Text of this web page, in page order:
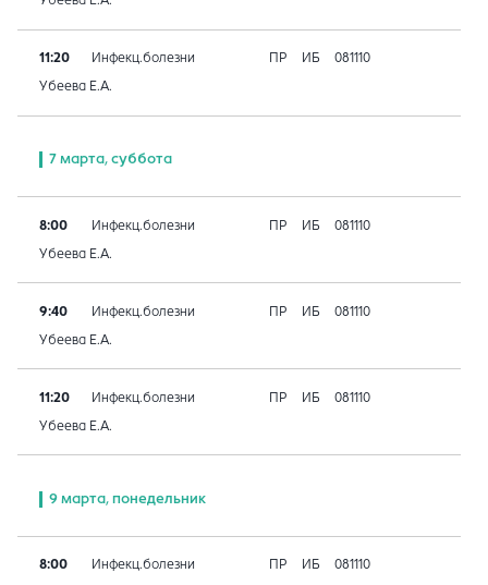
11:20 Инфекц.болезни ПР ИБ 081110
Убеева Е.А.
7 марта, суббота
8:00 Инфекц.болезни ПР ИБ 081110
Убеева Е.А.
9:40 Инфекц.болезни ПР ИБ 081110
Убеева Е.А.
11:20 Инфекц.болезни ПР ИБ 081110
Убеева Е.А.
9 марта, понедельник
8:00 Инфекц.болезни ПР ИБ 081110